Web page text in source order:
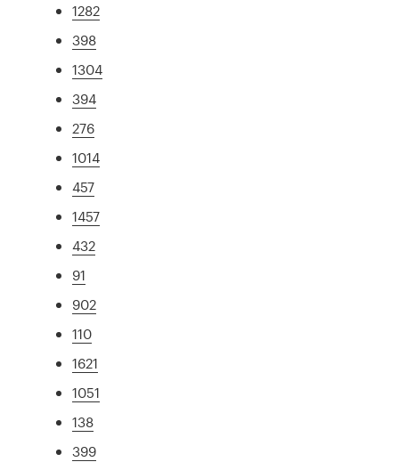
1282
398
1304
394
276
1014
457
1457
432
91
902
110
1621
1051
138
399